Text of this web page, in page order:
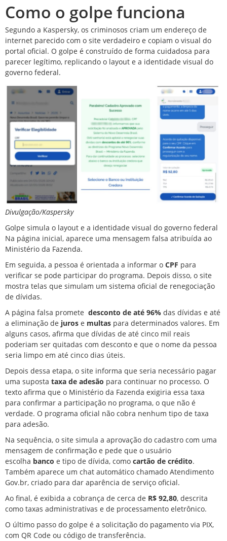
Como o golpe funciona
Segundo a Kaspersky, os criminosos criam um endereço de
internet parecido com o site verdadeiro e copiam o visual do
portal oficial. O golpe é construído de forma cuidadosa para
parecer legítimo, replicando o layout e a identidade visual do
governo federal.
Divulgação/Kaspersky
Golpe simula o layout e a identidade visual do governo federal
Na página inicial, aparece uma mensagem falsa atribuída ao
Ministério da Fazenda.
Em seguida, a pessoa é orientada a informar o CPF para
verificar se pode participar do programa. Depois disso, o site
mostra telas que simulam um sistema oficial de renegociação
de dívidas.
A página falsa promete desconto de até 96% das dívidas e até
a eliminação de juros e multas para determinados valores. Em
alguns casos, afirma que dívidas de até cinco mil reais
poderiam ser quitadas com desconto e que o nome da pessoa
seria limpo em até cinco dias úteis.
Depois dessa etapa, o site informa que seria necessário pagar
uma suposta taxa de adesão para continuar no processo. O
texto afirma que o Ministério da Fazenda exigiria essa taxa
para confirmar a participação no programa, o que não é
verdade. O programa oficial não cobra nenhum tipo de taxa
para adesão.
Na sequência, o site simula a aprovação do cadastro com uma
mensagem de confirmação e pede que o usuário
escolha banco e tipo de dívida, como cartão de crédito.
Também aparece um chat automático chamado Atendimento
Gov.br, criado para dar aparência de serviço oficial.
Ao final, é exibida a cobrança de cerca de R$ 92,80, descrita
como taxas administrativas e de processamento eletrônico.
O último passo do golpe é a solicitação do pagamento via PIX,
com QR Code ou código de transferência.